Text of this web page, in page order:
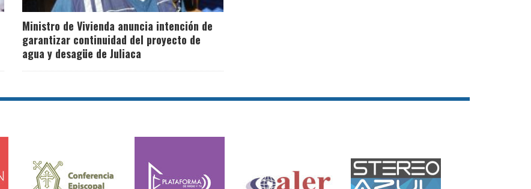
Ministro de Vivienda anuncia intención de
garantizar continuidad del proyecto de
agua y desagüe de Juliaca